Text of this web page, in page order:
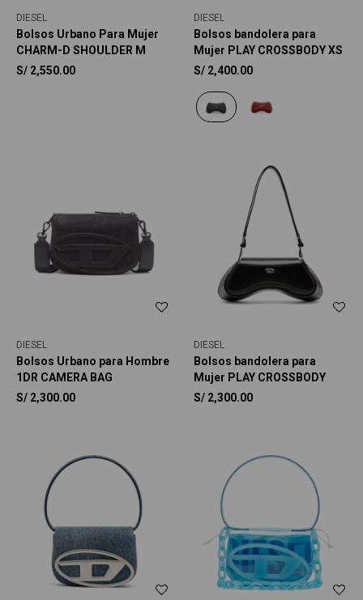
DIESEL
Bolsos Urbano Para Mujer
CHARM-D SHOULDER M
S/ 2,550.00
DIESEL
Bolsos bandolera para
Mujer PLAY CROSSBODY XS
S/ 2,400.00
DIESEL
Bolsos Urbano para Hombre
1DR CAMERA BAG
S/ 2,300.00
DIESEL
Bolsos bandolera para
Mujer PLAY CROSSBODY
S/ 2,300.00